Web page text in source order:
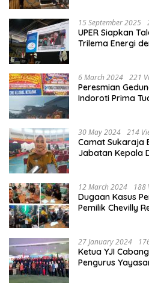
15 September 2025
UPER Siapkan
Trilema Energi
6 March 2024 221
Peresmian
Indoroti Prima
30 May 2024 214
Camat Sukaraja
Jabatan Kepala
12 March 2024 188
Dugaan Kasus
Pemilik Chevilly
27 January 2024
Ketua YJI
Pengurus